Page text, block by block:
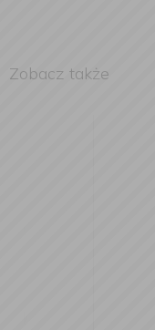
Zobacz także